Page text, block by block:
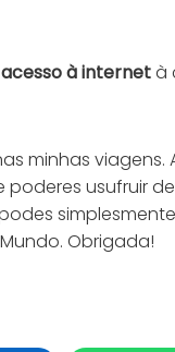
acesso à internetà
minhas viagens.
usufruir
simplesmente
Obrigada!